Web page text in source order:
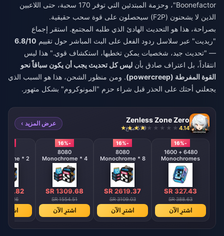
Boonefactor"، وحزمة المبتدئين التي توفر 170 سحبة، حتى اللاعبين
الذين لا يشحنون (F2P) سيحصلون على قوة سحب حقيقية.
بصراحة، هذا هو التحديث الهادئ الذي طلبه المجتمع. استقر إجماع
"ريديت" عبر سلاسل ردود الفعل على البث المباشر حول تقييم 6.8/10
— "تحديث جيد، شخصيات يمكن تخطيها، استكشاف قوي." هذا ليس
انتقاداً، بل اعتراف صادق بأن ليس كل تحديث يجب أن يكون سباقاً نحو
القوة المفرطة (powercreep)
. ومن منظور الشحن، هذا هو السبب الذي
يجعلني أحثك على الحذر قبل شراء حزم "المونوكروم" بشكل متهور.
Zenless Zone Zero
4.14 579 مباع
عرض المزيد ›
-16%
6480 + 1600
Monochromes
SR 327.43
SR 388.63
اشترِ الآن
-16%
8080
Monochrome * 8
SR 2619.37
SR 3109.03
اشترِ الآن
-16%
8080
Monochrome * 4
SR 1309.68
SR 1554.51
اشترِ الآن
* 2
654.82
777.26
اشترِ